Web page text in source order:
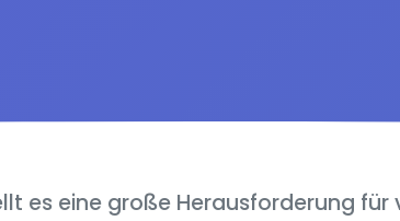
es eine große Herausforderung für